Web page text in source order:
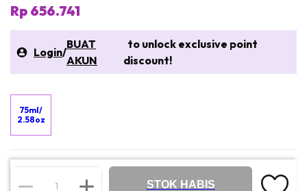
Rp 656.741
Login/
BUAT
AKUN
to unlock exclusive point
discount!
75ml/
2.58oz
STOK HABIS